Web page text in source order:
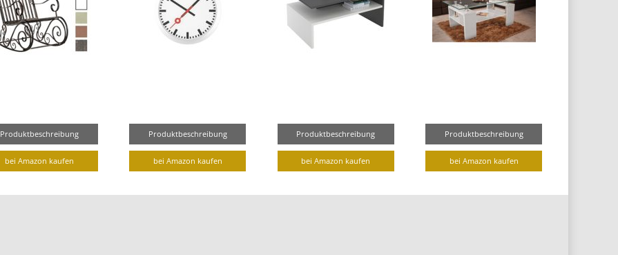
Produktbeschreibung
bei Amazon kaufen
Produktbeschreibung
bei Amazon kaufen
Produktbeschreibung
bei Amazon kaufen
Produktbeschreibung
bei Amazon kaufen